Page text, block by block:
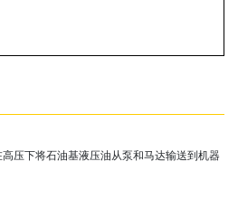
压下将石油基液压油从泵和马达输送到机器